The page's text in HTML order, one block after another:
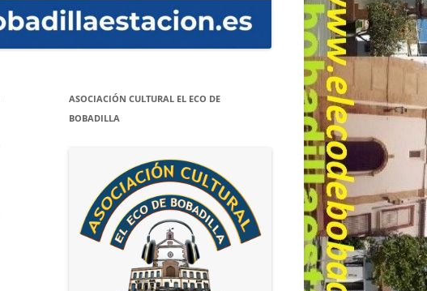
ASOCIACIÓN CULTURAL EL ECO DE
BOBADILLA